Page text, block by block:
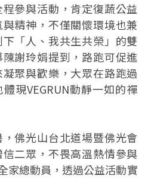
參與活動，肯定復蔬公益
精神，不僅關懷環境也兼
「人、我共生共榮」的雙
謝玲娟提到，路跑可促進
聚與歡樂，大眾在路跑過
現VEGRUN動靜一如的禪
佛光山台北道場暨佛光會
二眾，不畏高溫熱情參與
家總動員，透過公益活動實